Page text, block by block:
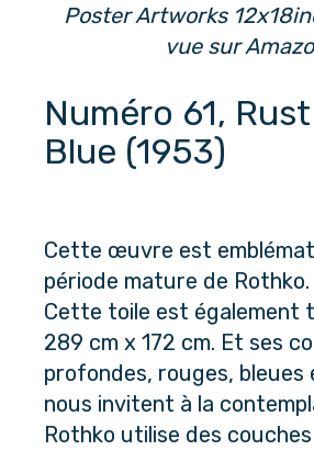
Poster Artworks
vue sur
Numéro 61,
Blue (1953)
Cette œuvre est
période mature de Rothko.
Cette toile est également
289 cm x 172 cm. Et ses
profondes, rouges, bleues
nous invitent à la
Rothko utilise des